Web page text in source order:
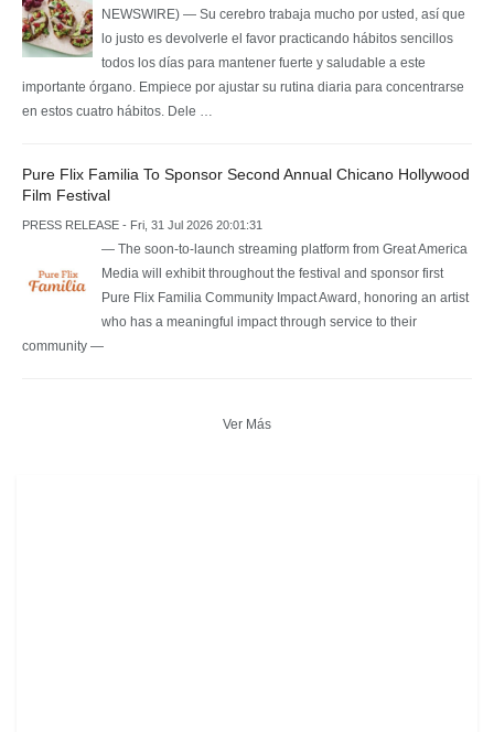
NEWSWIRE) — Su cerebro trabaja mucho por usted, así que
lo justo es devolverle el favor practicando hábitos sencillos
todos los días para mantener fuerte y saludable a este
importante órgano. Empiece por ajustar su rutina diaria para concentrarse
en estos cuatro hábitos. Dele …
Pure Flix Familia To Sponsor Second Annual Chicano Hollywood
Film Festival
PRESS RELEASE - Fri, 31 Jul 2026 20:01:31
— The soon-to-launch streaming platform from Great America
Media will exhibit throughout the festival and sponsor first
Pure Flix Familia Community Impact Award, honoring an artist
who has a meaningful impact through service to their
community —
Ver Más